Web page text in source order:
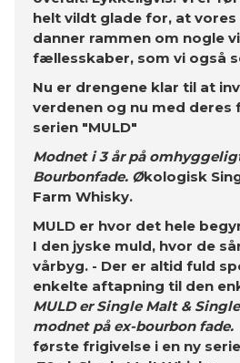
helt vildt glade for, at
danner rammen om nogle
fællesskaber, som vi også
Nu er drengene klar til at
verdenen og nu med deres
serien "MULD"
Modnet i 3 år på
Bourbonfade. Økologisk
Farm Whisky.
MULD er hvor det hele
I den jyske muld, hvor de
vårbyg. - Der er altid fuld
enkelte aftapning til den
MULD er Single Malt &
modnet på ex-bourbon
første frigivelse i en ny